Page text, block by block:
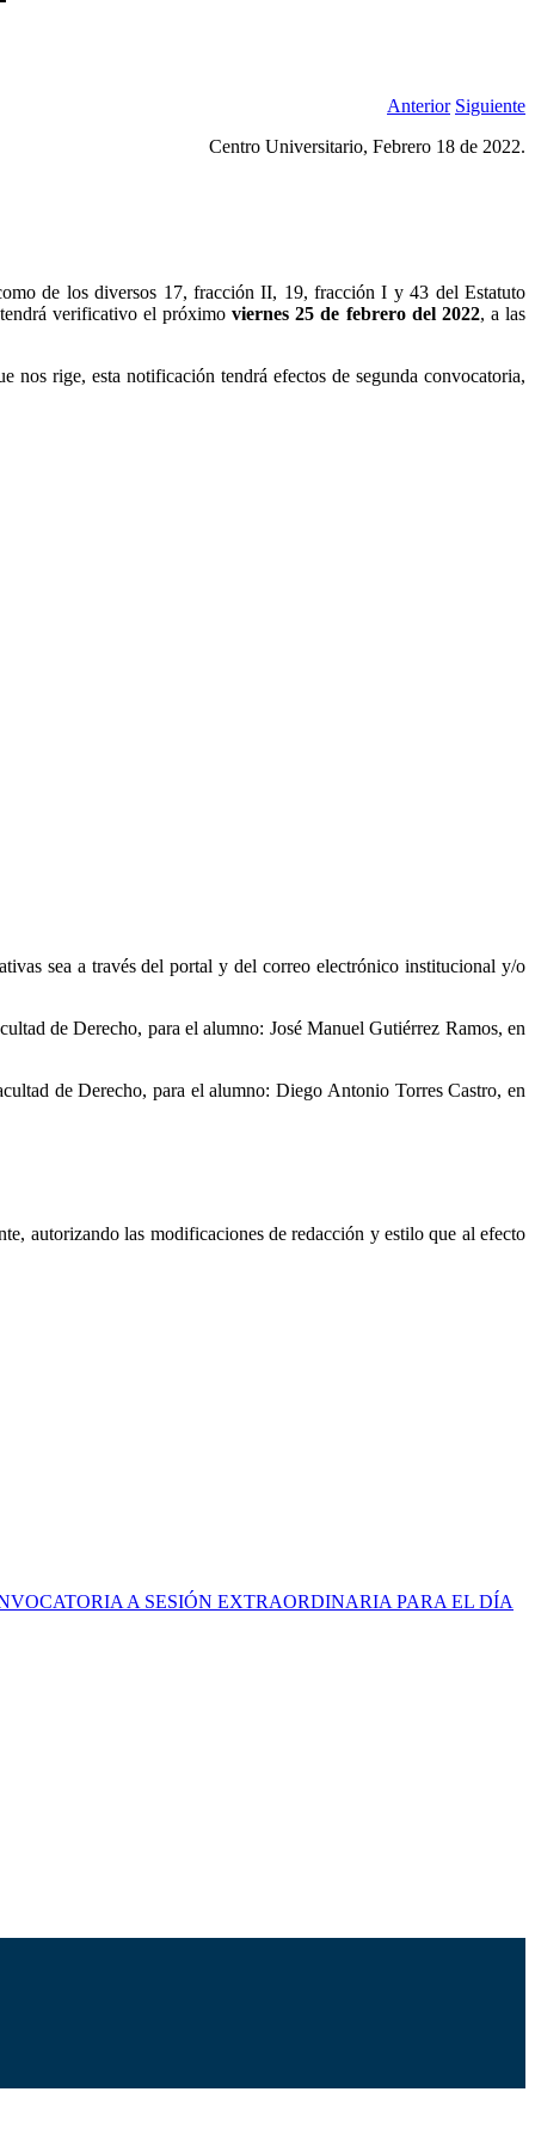
Anterior Siguiente
Centro Universitario, Febrero 18 de 2022.
de los diversos 17, fracción II, 19, fracción I y 43 del Estatuto
verificativo el próximoviernes 25 de febrero del 2022, a las
rige, esta notificación tendrá efectos de segunda convocatoria,
sea a través del portal y del correo electrónico institucional y/o
de Derecho, para el alumno: José Manuel Gutiérrez Ramos, en
de Derecho, para el alumno: Diego Antonio Torres Castro, en
autorizando las modificaciones de redacción y estilo que al efecto
A SESIÓN EXTRAORDINARIA PARA EL DÍA